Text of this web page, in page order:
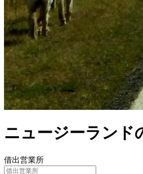
ニュージーランド
借出営業所